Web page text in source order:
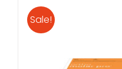
Sale!